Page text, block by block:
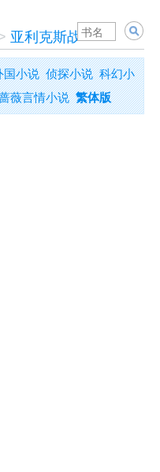
亚利克斯战记
国小说 侦探小说 科幻小
薇言情小说 繁体版